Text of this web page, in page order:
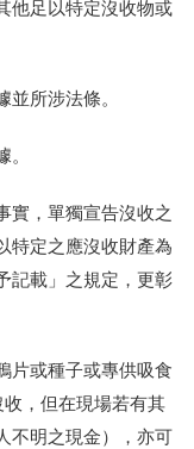
他足以特定沒收物或
所涉法條。
。
實，單獨宣告沒收之
特定之應沒收財產為
記載」之規定，更彰
片或種子或專供吸食
，但在現場若有其
不明之現金），亦可